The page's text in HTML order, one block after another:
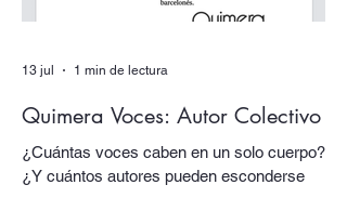
Quimera Voces: Autor Colectivo
¿Cuántas voces caben en un solo cuerpo?
¿Y cuántos autores pueden esconderse
13 jul 1 min de lectura